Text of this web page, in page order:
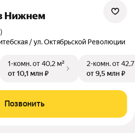
Нижнем
/ ул. Октябрьской Революции
1-комн.от 40,2 м²
от 10,1 млн ₽
2-комн.от
от 9,5 млн ₽
Позвонить